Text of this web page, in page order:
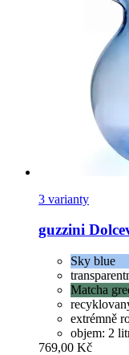
3 varianty
guzzini
Sky blue
Matcha
extrémně
objem: 2
769,00 Kč